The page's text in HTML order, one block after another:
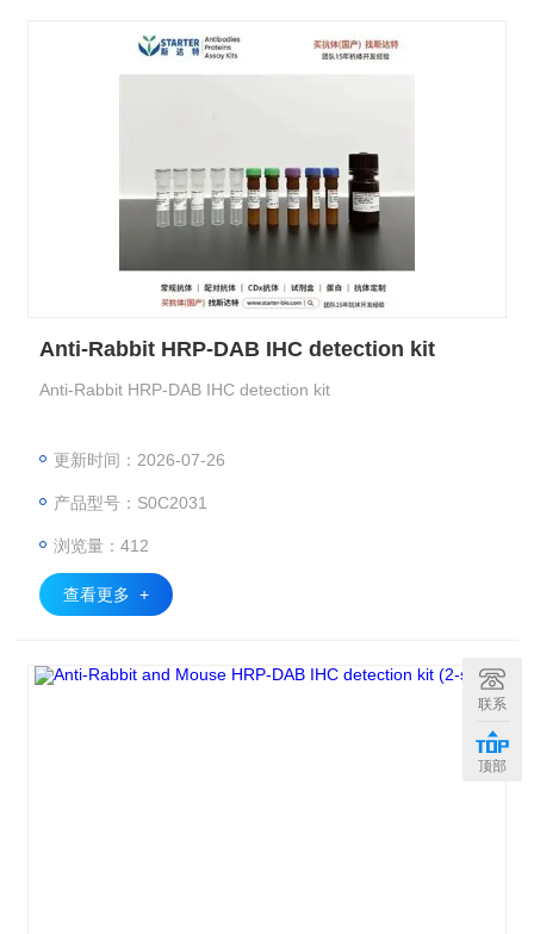
Anti-Rabbit HRP-DAB IHC detection kit
Anti-Rabbit HRP-DAB IHC detection kit
更新时间：2026-07-26
产品型号：S0C2031
浏览量：412
查看更多 +
联系
顶部